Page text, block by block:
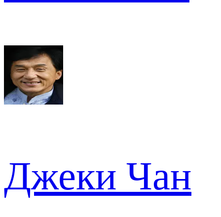
Джеки Чан